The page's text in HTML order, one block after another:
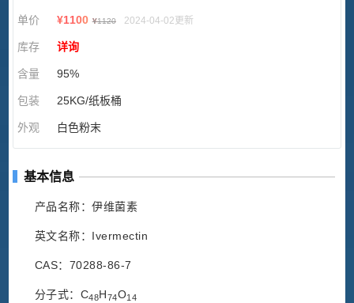
单价 ¥1100 ¥1120 2024-04-02更新
库存 详询
含量 95%
包装 25KG/纸板桶
外观 白色粉末
基本信息
产品名称：伊维菌素
英文名称：Ivermectin
CAS：70288-86-7
分子式：C48H74O14